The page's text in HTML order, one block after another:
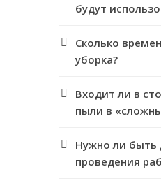
будут
Сколько
уборка?
Входит ли в
пыли в
Нужно ли быть
проведения